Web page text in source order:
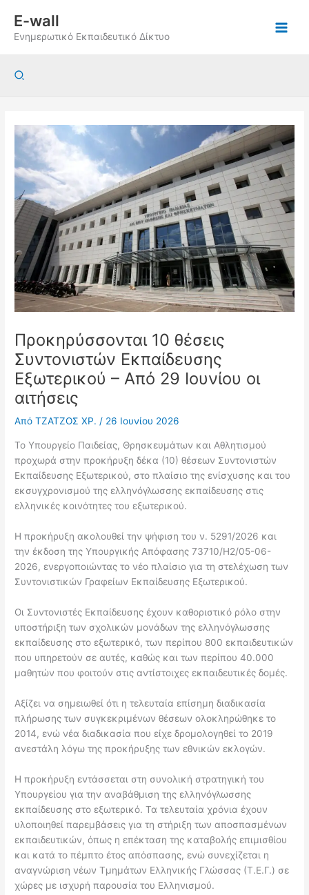
περιεχόμενο
E-wall
Ενημερωτικό Εκπαιδευτικό Δίκτυο
Αναζήτηση
Προκηρύσσονται 10 θέσεις
Συντονιστών Εκπαίδευσης
Εξωτερικού – Από 29 Ιουνίου οι
αιτήσεις
ΑπόΤΖΑΤΖΟΣ ΧΡ./ 26 Ιουνίου 2026
Το Υπουργείο Παιδείας, Θρησκευμάτων και Αθλητισμού
προχωρά στην προκήρυξη δέκα (10) θέσεων Συντονιστών
Εκπαίδευσης Εξωτερικού, στο πλαίσιο της ενίσχυσης και του
εκσυγχρονισμού της ελληνόγλωσσης εκπαίδευσης στις
ελληνικές κοινότητες του εξωτερικού.
Η προκήρυξη ακολουθεί την ψήφιση του ν. 5291/2026 και
την έκδοση της Υπουργικής Απόφασης 73710/Η2/05-06-
2026, ενεργοποιώντας το νέο πλαίσιο για τη στελέχωση των
Συντονιστικών Γραφείων Εκπαίδευσης Εξωτερικού.
Οι Συντονιστές Εκπαίδευσης έχουν καθοριστικό ρόλο στην
υποστήριξη των σχολικών μονάδων της ελληνόγλωσσης
εκπαίδευσης στο εξωτερικό, των περίπου 800 εκπαιδευτικών
που υπηρετούν σε αυτές, καθώς και των περίπου 40.000
μαθητών που φοιτούν στις αντίστοιχες εκπαιδευτικές δομές.
Αξίζει να σημειωθεί ότι η τελευταία επίσημη διαδικασία
πλήρωσης των συγκεκριμένων θέσεων ολοκληρώθηκε το
2014, ενώ νέα διαδικασία που είχε δρομολογηθεί το 2019
ανεστάλη λόγω της προκήρυξης των εθνικών εκλογών.
Η προκήρυξη εντάσσεται στη συνολική στρατηγική του
Υπουργείου για την αναβάθμιση της ελληνόγλωσσης
εκπαίδευσης στο εξωτερικό. Τα τελευταία χρόνια έχουν
υλοποιηθεί παρεμβάσεις για τη στήριξη των αποσπασμένων
εκπαιδευτικών, όπως η επέκταση της καταβολής επιμισθίου
και κατά το πέμπτο έτος απόσπασης, ενώ συνεχίζεται η
αναγνώριση νέων Τμημάτων Ελληνικής Γλώσσας (Τ.Ε.Γ.) σε
χώρες με ισχυρή παρουσία του Ελληνισμού.